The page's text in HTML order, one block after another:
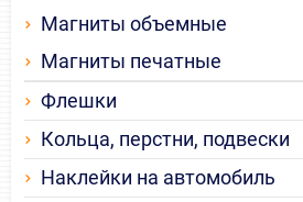
Магниты объемные
Магниты печатные
Флешки
Кольца, перстни, подвески
Наклейки на автомобиль